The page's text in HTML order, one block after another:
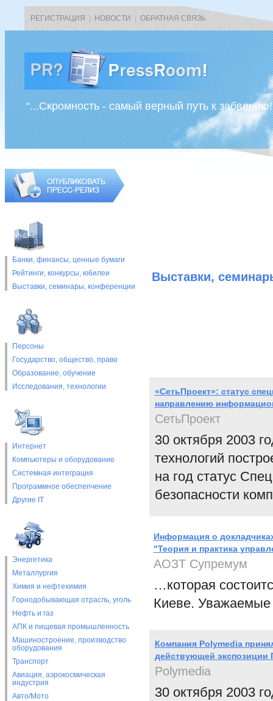
РЕГИСТРАЦИЯ НОВОСТИ ОБРАТНАЯ СВЯЗЬ
“...Скромность - самый верный путь к
Банки, финансы, ценные бумаги
Рейтинги, конкурсы, юбилеи
Выставки, cеминары, конференции
Персоны
Государство, общество, право
Образование, обучение
Исследования, технологии
Интернет
Компьютеры и оборудование
Системная интеграция
Программное обеспепчение
Другие IT
Энергетика
Металлургия
Химия и нефтехимия
Горнодобывающая отрасль, уголь
Нефть и газ
АПК и пищевая промышленность
Машиностроение, производство
оборудования
Транспорт
Авиация, аэрокосмическая
индустрия
Авто/Мото
Выставки,
«СетьПроект»: статус
направлению
СетьПроект
30 октября 2003
технологий
на год статус
безопасности
Информация о
"Теория и практика
АОЗТ Супремум
…которая
Киеве. Уважаемые
Компания Polymedia
действующей экспозиции
Polymedia
30 октября 2003